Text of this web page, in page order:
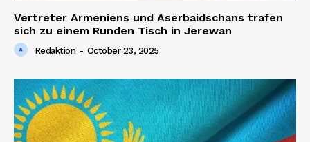
Vertreter Armeniens und Aserbaidschans trafen
sich zu einem Runden Tisch in Jerewan
Redaktion - October 23, 2025